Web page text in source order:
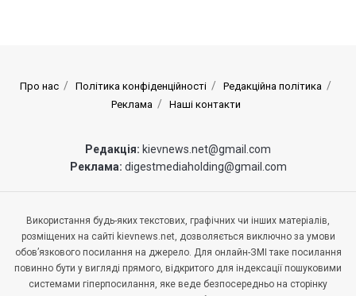
Про нас Політика конфіденційності
Редакційна політика
Реклама
Наші контакти
Редакція: kievnews.net@gmail.com
Реклама: digestmediaholding@gmail.com
Використання будь-яких текстових, графічних чи інших матеріалів,
розміщених на сайті kievnews.net, дозволяється виключно за умови
обов’язкового посилання на джерело. Для онлайн-ЗМІ таке посилання
повинно бути у вигляді прямого, відкритого для індексації пошуковими
системами гіперпосилання, яке веде безпосередньо на сторінку